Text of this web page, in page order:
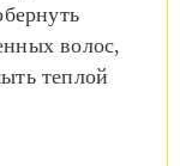
волос,
теплой